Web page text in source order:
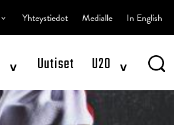
^ Uutiset U20 ^
^ Yhteystiedot Medialle In English